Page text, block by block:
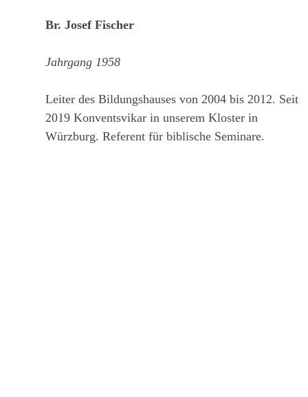
Br. Josef Fischer
Jahrgang 1958
Leiter des Bildungshauses von 2004 bis 2012. Seit
2019 Konventsvikar in unserem Kloster in
Würzburg. Referent für biblische Seminare.